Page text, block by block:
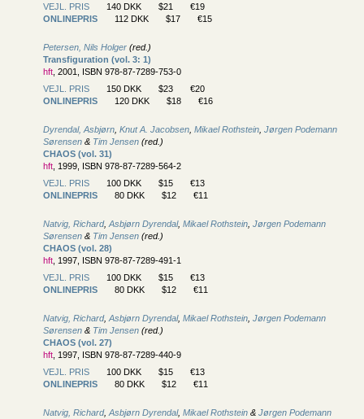
VEJL. PRIS
140 DKK $21
€19
ONLINEPRIS
112 DKK $17 €15
Petersen, Nils Holger (red.)
Transfiguration (vol. 3: 1)
hft , 2001, ISBN 978-87-7289-753-0
VEJL. PRIS
150 DKK $23
€20
ONLINEPRIS
120 DKK $18 €16
Dyrendal, Asbjørn Knut A. Jacobsen Mikael Rothstein Jørgen Podemann
Sørensen & Tim Jensen (red.)
CHAOS (vol. 31)
hft , 1999, ISBN 978-87-7289-564-2
VEJL. PRIS
100 DKK $15
€13
ONLINEPRIS
80 DKK $12 €11
Natvig, Richard, Asbjørn Dyrendal, Mikael Rothstein Jørgen Podemann
Sørensen & Tim Jensen (red.)
CHAOS (vol. 28)
hft , 1997, ISBN 978-87-7289-491-1
VEJL. PRIS
100 DKK $15
€13
ONLINEPRIS
80 DKK $12 €11
Natvig, Richard, Asbjørn Dyrendal, Mikael Rothstein Jørgen Podemann
Sørensen & Tim Jensen (red.)
CHAOS (vol. 27)
hft , 1997, ISBN 978-87-7289-440-9
VEJL. PRIS
100 DKK $15
€13
ONLINEPRIS
80 DKK $12 €11
Natvig, Richard, Asbjørn Dyrendal, Mikael Rothstein & Jørgen Podemann